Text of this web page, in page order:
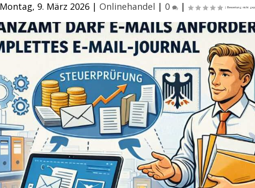
Montag, 9. März 2026 | Onlinehandel | 0 |